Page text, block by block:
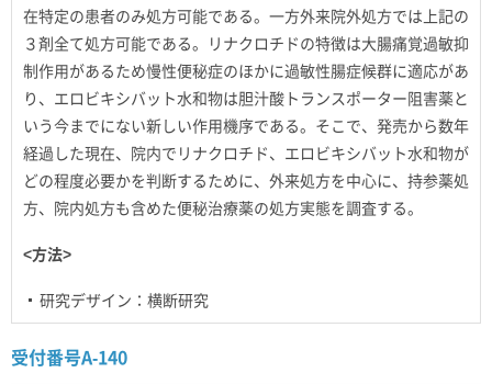
在特定の患者のみ処方可能である。一方外来院外処方では上記の
３剤全て処方可能である。リナクロチドの特徴は大腸痛覚過敏抑
制作用があるため慢性便秘症のほかに過敏性腸症候群に適応があ
り、エロビキシバット水和物は胆汁酸トランスポーター阻害薬と
いう今までにない新しい作用機序である。そこで、発売から数年
経過した現在、院内でリナクロチド、エロビキシバット水和物が
どの程度必要かを判断するために、外来処方を中心に、持参薬処
方、院内処方も含めた便秘治療薬の処方実態を調査する。
<方法>
研究デザイン：横断研究
受付番号A-140